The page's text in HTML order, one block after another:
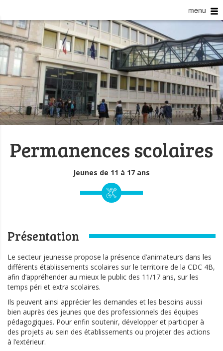
menu
Permanences scolaires
Jeunes de 11 à 17 ans
Présentation
Le secteur jeunesse propose la présence d’animateurs dans les
différents établissements scolaires sur le territoire de la CDC 4B,
afin d’appréhender au mieux le public des 11/17 ans, sur les
temps péri et extra scolaires.
Ils peuvent ainsi apprécier les demandes et les besoins aussi
bien auprès des jeunes que des professionnels des équipes
pédagogiques. Pour enfin soutenir, développer et participer à
des projets au sein des établissements ou projeter des actions
à l’extérieur.